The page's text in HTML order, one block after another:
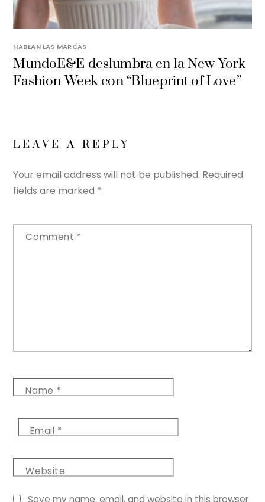
HABLAN LAS MARCAS
MundoE&E deslumbra en la New York
Fashion Week con “Blueprint of Love”
LEAVE A REPLY
Your email address will not be published. Required
fields are marked *
Comment *
Name *
Email *
Website
Save my name, email, and website in this browser